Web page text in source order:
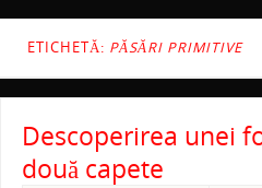
ETICHETĂ: PĂSĂRI PRIMITIVE
Descoperirea unei
două capete